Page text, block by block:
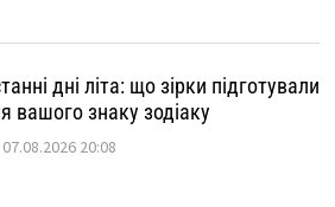
дні літа: що зірки підготували
вашого знаку зодіаку
07.08.2026 20:08